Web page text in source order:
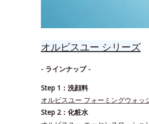
オルビスユー シリーズ
- ラインナップ -
Step 1：洗顔料
オルビスユー フォーミングウォッ
Step 2：化粧水